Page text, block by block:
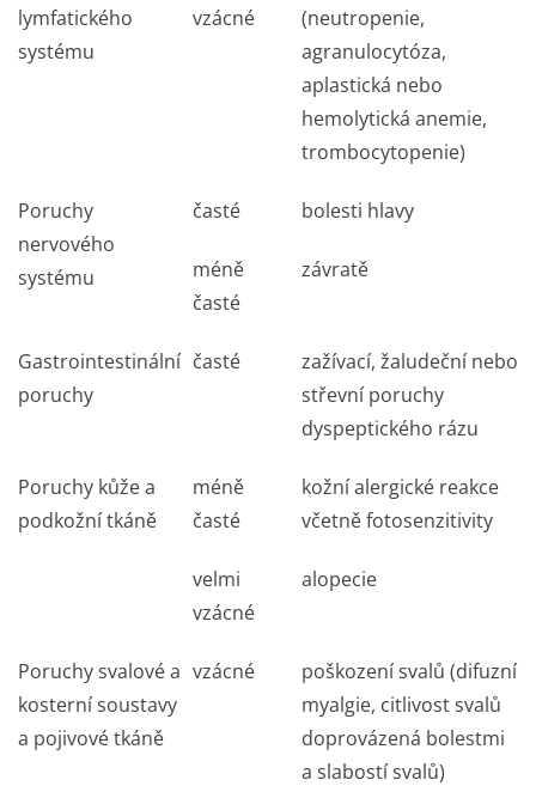
lymfatického
systému
vzácné
(neutropenie,
agranulocytóza,
aplastická nebo
hemolytická anemie,
trombocytopenie)
Poruchy
nervového
systému
časté bolesti hlavy
méně
časté
závratě
Gastrointestinální
poruchy
časté
zažívací, žaludeční nebo
střevní poruchy
dyspeptického rázu
Poruchy kůže a
podkožní tkáně
méně
časté
kožní alergické reakce
včetně fotosenzitivity
velmi
vzácné
alopecie
Poruchy svalové a
kosterní soustavy
a pojivové tkáně
vzácné
poškození svalů (difuzní
myalgie, citlivost svalů
doprovázená bolestmi
a slabostí svalů)